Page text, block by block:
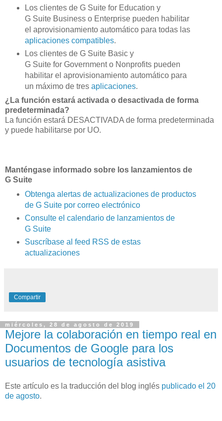
Los clientes de G Suite for Education y
G Suite Business o Enterprise pueden habilitar
el aprovisionamiento automático para todas las
aplicaciones compatibles.
Los clientes de G Suite Basic y
G Suite for Government o Nonprofits pueden
habilitar el aprovisionamiento automático para
un máximo de tres aplicaciones.
¿La función estará activada o desactivada de forma
predeterminada?
La función estará DESACTIVADA de forma predeterminada
y puede habilitarse por UO.
Manténgase informado sobre los lanzamientos de
G Suite
Obtenga alertas de actualizaciones de productos
de G Suite por correo electrónico
Consulte el calendario de lanzamientos de
G Suite
Suscríbase al feed RSS de estas
actualizaciones
Compartir
miércoles, 28 de agosto de 2019
Mejore la colaboración en tiempo real en
Documentos de Google para los
usuarios de tecnología asistiva
Este artículo es la traducción del blog inglés publicado el 20
de agosto.